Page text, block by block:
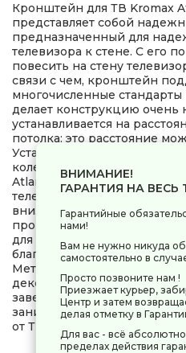
Кронштейн для ТВ Kromax
представляет собой
предназначенный для
телевизора к стене. С его
повесить на стену
связи с чем, кронштейн
многочисленные стандарты
делает конструкцию
устанавливается на
потолка: это расстояние
Установка осуществляется
колен. Наклонно-
Atlantis-15 позволяет
телевизора. Аксессуар
вниз на 15° и поворачивать
происходит легким
для установки телевизоров
благодаря наклонно-
Металлические части
декоративные накладки на
завершенный вид
занимает кабель-канал,
от ТВ до источника сигнала.
ВНИМАНИЕ!
ГАРАНТИЯ НА ВЕСЬ
Гарантийные
нами!
Вам не нужно никуда
самостоятельно в
Просто позвоните нам !
Приезжает курьер,
Центр и затем
делая отметку в
Для вас - всё
пределах действия